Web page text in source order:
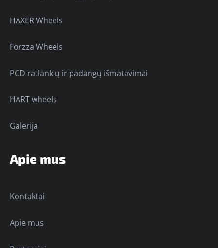
HAXER Wheels
Forzza Wheels
PCD ratlankių ir padangų išmatavimai
HART wheels
Galerija
Apie mus
Kontaktai
Apie mus